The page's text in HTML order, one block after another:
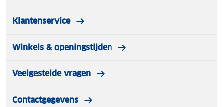
Klantenservice
Winkels & openingstijden
Veelgestelde vragen
Contactgegevens